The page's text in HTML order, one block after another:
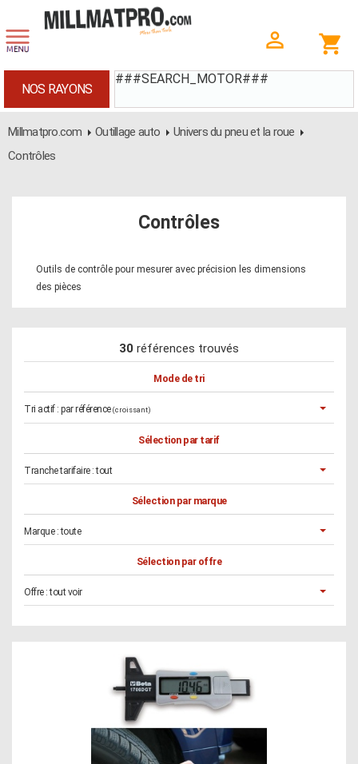
###SEARCH_MOTOR###
NOS RAYONS
Millmatpro.com Outillage auto
Univers du pneu et la roue
Contrôles
Contrôles
Outils de contrôle pour mesurer avec précision les dimensions
des pièces
30 références trouvés
Mode de tri
Tri actif : par référence (croissant)
Sélection par tarif
Tranche tarifaire :tout
Sélection par marque
Marque :toute
Sélection par offre
Offre :tout voir